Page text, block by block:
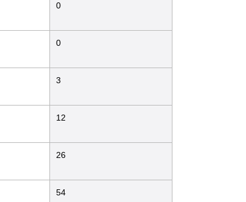
0
0
3
12
26
54